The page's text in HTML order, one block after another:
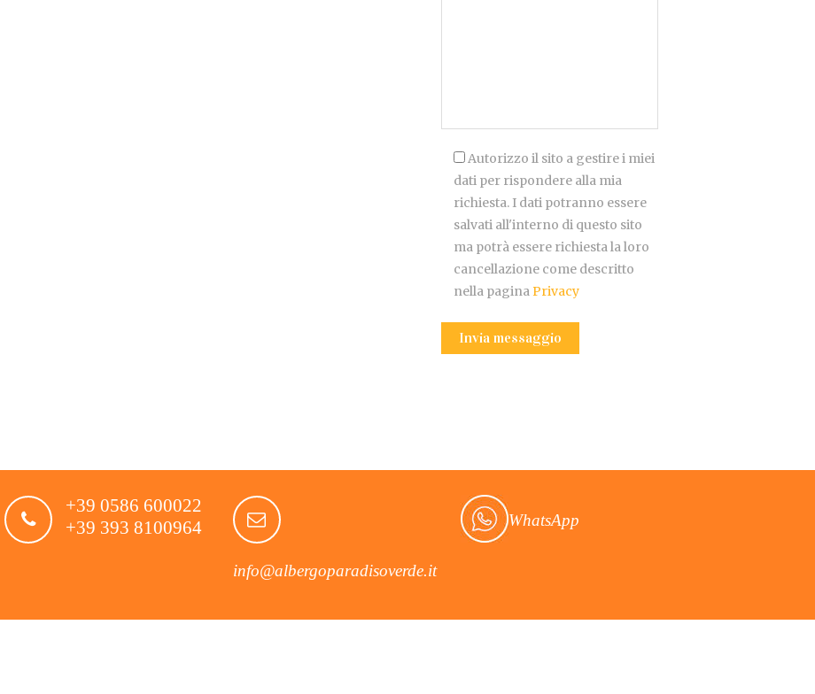
Autorizzo il sito a gestire i miei
dati per rispondere alla mia
richiesta. I dati potranno essere
salvati all'interno di questo sito
ma potrà essere richiesta la loro
cancellazione come descritto
nella paginaPrivacy
+39 0586 600022
+39 393 8100964
info@albergoparadisoverde.it
WhatsApp